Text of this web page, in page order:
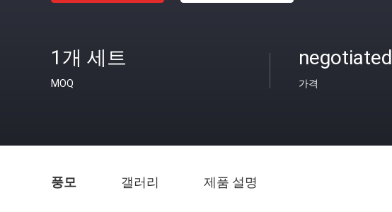
1개 세트
MOQ
negotiated
가격
풍모 갤러리 제품 설명